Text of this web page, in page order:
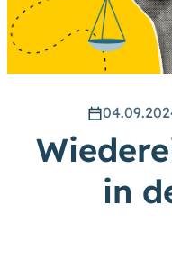
besteht hier
Kontrast
(Klicken Sie
hoch.) Für
vergrößern.
Schriftgröße
anwählen.)
Übrigens:
Untertiteln
in